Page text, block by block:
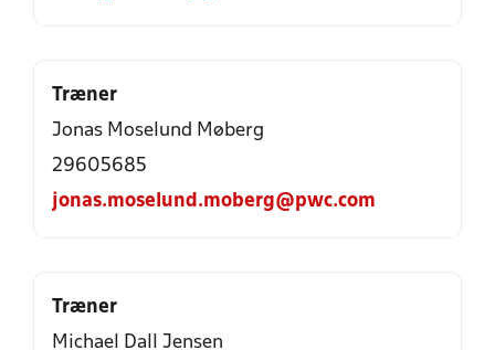
Træner
Jonas Moselund Møberg
29605685
jonas.moselund.moberg@pwc.com
Træner
Michael Dall Jensen